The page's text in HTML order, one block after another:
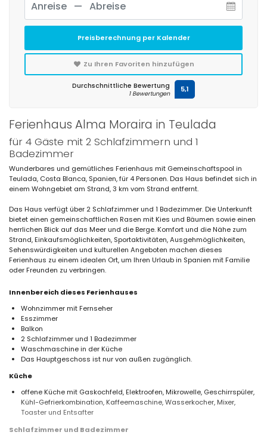
Ferienhaus Alma Moraira in Teulada
für 4 Gäste mit 2 Schlafzimmern und 1
Badezimmer
Wunderbares und gemütliches Ferienhaus mit Gemeinschaftspool in
Teulada, Costa Blanca, Spanien, für 4 Personen. Das Haus befindet sich in
einem Wohngebiet am Strand, 3 km vom Strand entfernt.
Das Haus verfügt über 2 Schlafzimmer und 1 Badezimmer. Die Unterkunft
bietet einen gemeinschaftlichen Rasen mit Kies und Bäumen sowie einen
herrlichen Blick auf das Meer und die Berge. Komfort und die Nähe zum
Strand, Einkaufsmöglichkeiten, Sportaktivitäten, Ausgehmöglichkeiten,
Sehenswürdigkeiten und kulturellen Angeboten machen dieses
Ferienhaus zu einem idealen Ort, um Ihren Urlaub in Spanien mit Familie
oder Freunden zu verbringen.
Innenbereich dieses Ferienhauses
Wohnzimmer mit Fernseher
Esszimmer
Balkon
2 Schlafzimmer und 1 Badezimmer
Waschmaschine in der Küche
Das Hauptgeschoss ist nur von außen zugänglich.
Küche
offene Küche mit Gaskochfeld, Elektroofen, Mikrowelle, Geschirrspüler,
Kühl-Gefrierkombination, Kaffeemaschine, Wasserkocher, Mixer,
Toaster und Entsafter
Schlafzimmer und Badezimmer
Preisberechnung per Kalender
Zu Ihren Favoriten hinzufügen
Durchschnittliche Bewertung
1 Bewertungen 5,1